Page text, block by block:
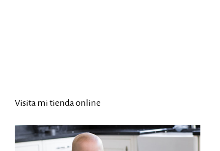
Visita mi tienda online